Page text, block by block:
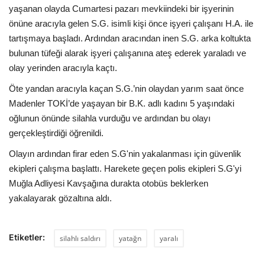
yaşanan olayda Cumartesi pazarı mevkiindeki bir işyerinin
önüne aracıyla gelen S.G. isimli kişi önce işyeri çalışanı H.A. ile
tartışmaya başladı. Ardından aracından inen S.G. arka koltukta
bulunan tüfeği alarak işyeri çalışanına ateş ederek yaraladı ve
olay yerinden aracıyla kaçtı.
Öte yandan aracıyla kaçan S.G.’nin olaydan yarım saat önce
Madenler TOKİ’de yaşayan bir B.K. adlı kadını 5 yaşındaki
oğlunun önünde silahla vurduğu ve ardından bu olayı
gerçekleştirdiği öğrenildi.
Olayın ardından firar eden S.G'nin yakalanması için güvenlik
ekipleri çalışma başlattı. Harekete geçen polis ekipleri S.G'yi
Muğla Adliyesi Kavşağına durakta otobüs beklerken
yakalayarak gözaltına aldı.
Etiketler: silahlı saldırı yatağn yaralı